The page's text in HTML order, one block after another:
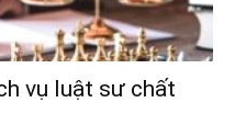
vụ luật sư chất